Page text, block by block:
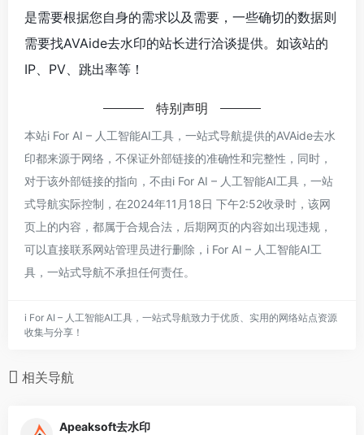
是需要根据您自身的需求以及需要，一些确切的数据则
需要找AVAide去水印的站长进行洽谈提供。如该站的
IP、PV、跳出率等！
特别声明
本站i For AI – 人工智能AI工具，一站式导航提供的AVAide去水
印都来源于网络，不保证外部链接的准确性和完整性，同时，
对于该外部链接的指向，不由i For AI – 人工智能AI工具，一站
式导航实际控制，在2024年11月18日 下午2:52收录时，该网
页上的内容，都属于合规合法，后期网页的内容如出现违规，
可以直接联系网站管理员进行删除，i For AI – 人工智能AI工
具，一站式导航不承担任何责任。
i For AI – 人工智能AI工具，一站式导航致力于优质、实用的网络站点资源
收集与分享！
相关导航
Apeaksoft去水印